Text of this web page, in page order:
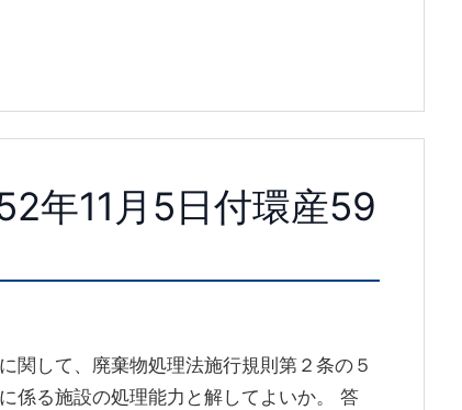
年11月5日付環産59
して、廃棄物処理法施行規則第２条の５
係る施設の処理能力と解してよいか。 答